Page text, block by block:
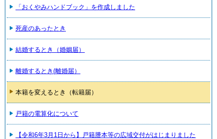
「おくやみハンドブック」を作成しました
死産のあったとき
結婚するとき（婚姻届）
離婚するとき(離婚届）
本籍を変えるとき（転籍届）
戸籍の電算化について
【令和6年3月1日から】戸籍謄本等の広域交付がはじまりました